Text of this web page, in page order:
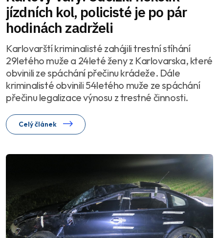
jízdních kol, policisté je po pár
hodinách zadrželi
Karlovarští kriminalisté zahájili trestní stíhání
29letého muže a 24leté ženy z Karlovarska, které
obvinili ze spáchání přečinu krádeže. Dále
kriminalisté obvinili 54letého muže ze spáchání
přečinu legalizace výnosu z trestné činnosti.
Celý článek